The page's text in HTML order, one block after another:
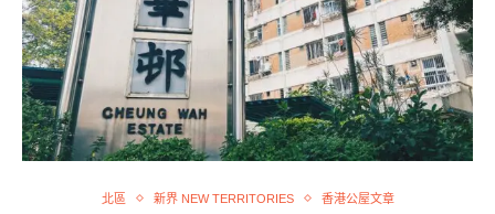
北區 新界 NEW TERRITORIES 香港公屋文章